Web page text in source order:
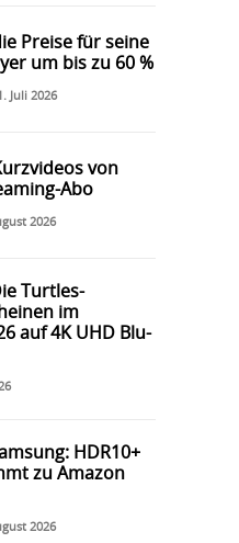
Preise für seine
um bis zu 60 %
Juli 2026
von
Abo
2026
Turtles-
im
auf 4K UHD Blu-
HDR10+
zu Amazon
2026